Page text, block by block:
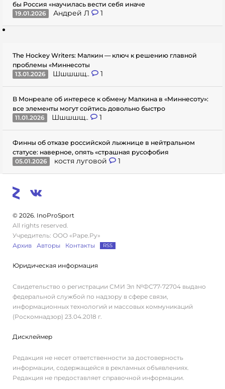
бы Россия «научилась вести себя иначе
19.01.2026
Андрей Л 1
The Hockey Writers: Малкин — ключ к решению главной
проблемы «Миннесоты
13.01.2026
Шшшшщ.. 1
В Монреале об интересе к обмену Малкина в «Миннесоту»:
все элементы могут сойтись довольно быстро
11.01.2026
Шшшшщ.. 1
Финны об отказе российской лыжнице в нейтральном
статусе: наверное, опять «страшная русофобия
05.01.2026
костя луговой 1
© 2026. InoProSport
All rights reserved.
Учредитель: ООО «Раре.Ру»
Архив
Авторы Контакты RSS
Юридическая информация
Свидетельство о регистрации СМИ Эл №ФС77-72704 выдано
федеральной службой по надзору в сфере связи,
информационных технологий и массовых коммуникаций
(Роскомнадзор) 23.04.2018 г.
Дисклеймер
Редакция не несет ответственности за достоверность
информации, содержащейся в рекламных объявлениях.
Редакция не предоставляет справочной информации.